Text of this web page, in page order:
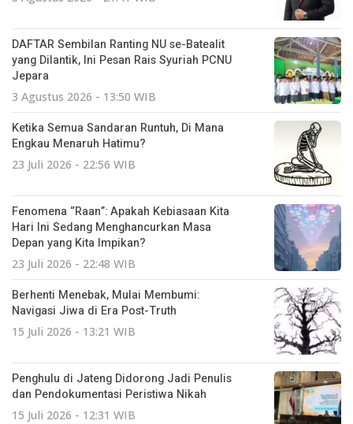
DAFTAR Sembilan Ranting NU se-Batealit
yang Dilantik, Ini Pesan Rais Syuriah PCNU
Jepara
3 Agustus 2026 - 13:50 WIB
Ketika Semua Sandaran Runtuh, Di Mana
Engkau Menaruh Hatimu?
23 Juli 2026 - 22:56 WIB
Fenomena “Raan”: Apakah Kebiasaan Kita
Hari Ini Sedang Menghancurkan Masa
Depan yang Kita Impikan?
23 Juli 2026 - 22:48 WIB
Berhenti Menebak, Mulai Membumi:
Navigasi Jiwa di Era Post-Truth
15 Juli 2026 - 13:21 WIB
Penghulu di Jateng Didorong Jadi Penulis
dan Pendokumentasi Peristiwa Nikah
15 Juli 2026 - 12:31 WIB